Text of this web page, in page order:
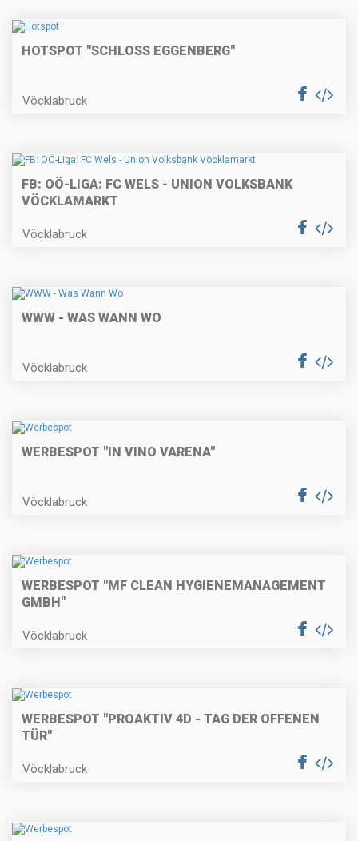
HOTSPOT "SCHLOSS EGGENBERG"
Vöcklabruck
FB: OÖ-LIGA: FC WELS - UNION VOLKSBANK
VÖCKLAMARKT
Vöcklabruck
WWW - WAS WANN WO
Vöcklabruck
WERBESPOT "IN VINO VARENA"
Vöcklabruck
WERBESPOT "MF CLEAN HYGIENEMANAGEMENT
GMBH"
Vöcklabruck
WERBESPOT "PROAKTIV 4D - TAG DER OFFENEN
TÜR"
Vöcklabruck